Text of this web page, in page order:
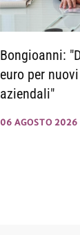
Bongioanni:
euro per
aziendali"
06 AGOSTO 2026